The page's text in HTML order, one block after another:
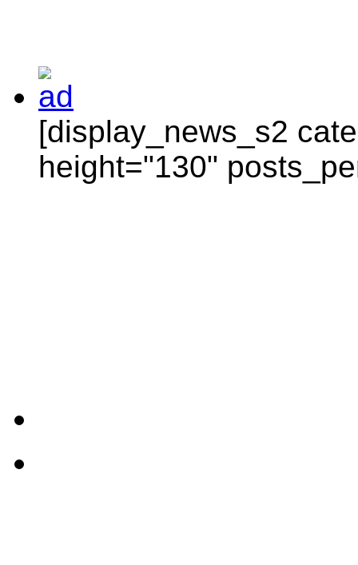
[display_news_s2
height="130"